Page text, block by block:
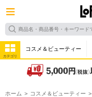
カテゴリ
コスメ＆ビューティー
ホーム コスメ＆ビューティー